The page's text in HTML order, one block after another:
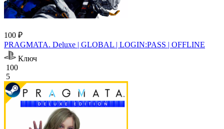
100 ₽
PRAGMATA. Deluxe | GLOBAL | LOGIN:PASS | OFFLINE
Ключ
100
5